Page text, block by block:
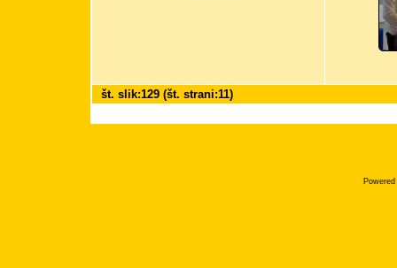
št. slik:129 (št. strani:11)